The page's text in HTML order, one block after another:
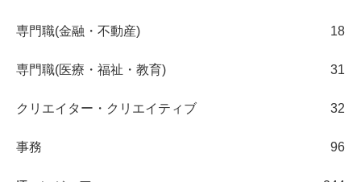
専門職(金融・不動産) 18
専門職(医療・福祉・教育) 31
クリエイター・クリエイティブ 32
事務 96